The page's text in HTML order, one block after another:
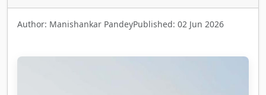
Author: Manishankar PandeyPublished: 02 Jun 2026